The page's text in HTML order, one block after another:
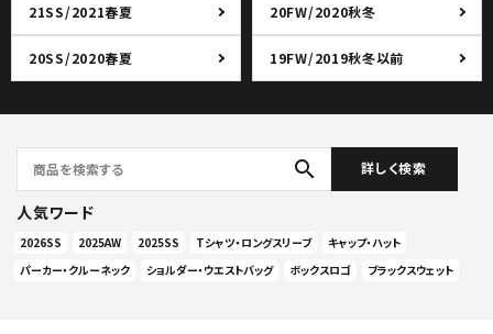
21SS/2021春夏 20FW/2020秋冬
20SS/2020春夏 19FW/2019秋冬以前
search 詳しく検索
人気ワード
2026SS 2025AW 2025SS Tシャツ・ロングスリーブ
キャップ・ハット
パーカー・クルーネック
ショルダー・ウエストバッグ ボックスロゴ ブラックスウェット